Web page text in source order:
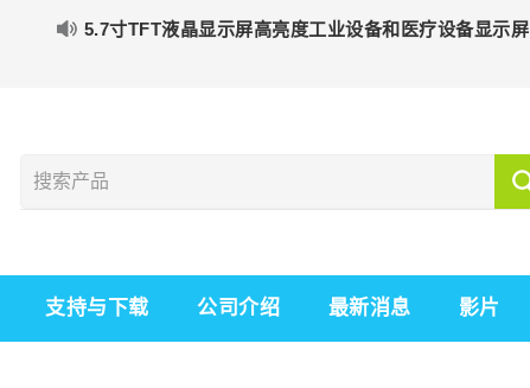
5.7寸TFT液晶显示屏高亮度工业设备和医疗设备显示屏
支持与下载 公司介绍 最新消息 影片